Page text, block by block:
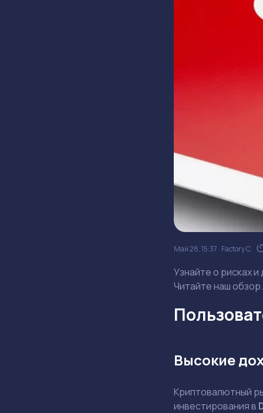
Май 28, 15:37 Factory C.
Узнайте о рисках
Читайте наш обзор.
Высокие
Криптовалютный
инвестирования в